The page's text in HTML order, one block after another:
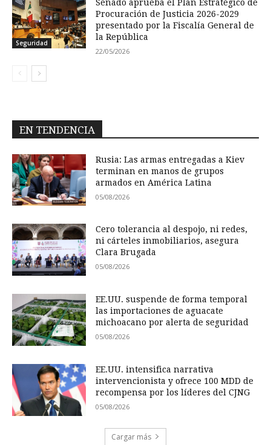
Seguridad
Senado aprueba el Plan Estratégico de
Procuración de Justicia 2026-2029
presentado por la Fiscalía General de
la República
22/05/2026
EN TENDENCIA
Rusia: Las armas entregadas a Kiev
terminan en manos de grupos
armados en América Latina
05/08/2026
Cero tolerancia al despojo, ni redes,
ni cárteles inmobiliarios, asegura
Clara Brugada
05/08/2026
EE.UU. suspende de forma temporal
las importaciones de aguacate
michoacano por alerta de seguridad
05/08/2026
EE.UU. intensifica narrativa
intervencionista y ofrece 100 MDD de
recompensa por los líderes del CJNG
05/08/2026
Cargar más